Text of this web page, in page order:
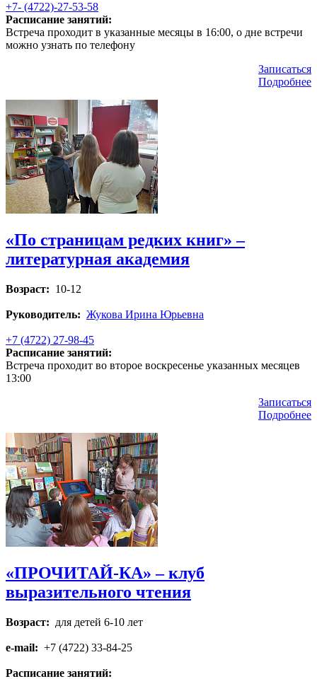
+7- (4722)-27-53-58
Расписание занятий:
Встреча проходит в указанные месяцы в 16:00, о дне встречи
можно узнать по телефону
Записаться
Подробнее
«По страницам редких книг» –
литературная академия
Возраст: 10-12
Руководитель: Жукова Ирина Юрьевна
+7 (4722) 27-98-45
Расписание занятий:
Встреча проходит во второе воскресенье указанных месяцев
13:00
Записаться
Подробнее
«ПРОЧИТАЙ-КА» – клуб
выразительного чтения
Возраст: для детей 6-10 лет
e-mail: +7 (4722) 33-84-25
Расписание занятий: